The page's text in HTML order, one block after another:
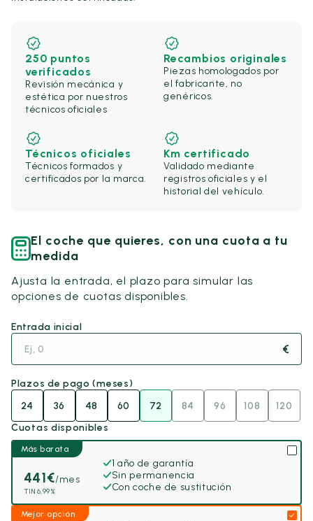
250 puntos
verificados
Revisión mecánica y
estética por nuestros
técnicos oficiales
Recambios originales
Piezas homologados por
el fabricante, no
genéricos.
Técnicos oficiales
Técnicos formados y
certificados por la marca.
Km certificado
Validado mediante
registros oficiales y el
historial del vehículo.
El coche que quieres, con una cuota a tu
medida
Ajusta la entrada, el plazo para simular las
opciones de cuotas disponibles.
Entrada inicial
€
Plazos de pago (meses)
24
36 48 60 72 84 96 108
120
Cuotas disponibles
Más barata
441€/mes
TIN 6,99%
1 año de garantía
Sin permanencia
Con coche de sustitución
Mejor opción